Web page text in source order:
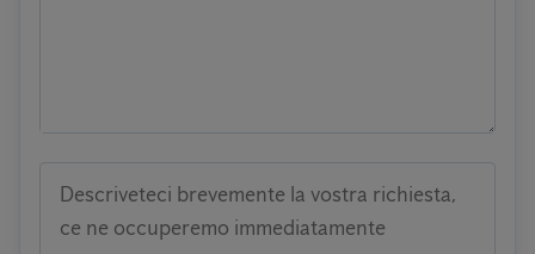
Descriveteci brevemente la vostra richiesta,
ce ne occuperemo immediatamente